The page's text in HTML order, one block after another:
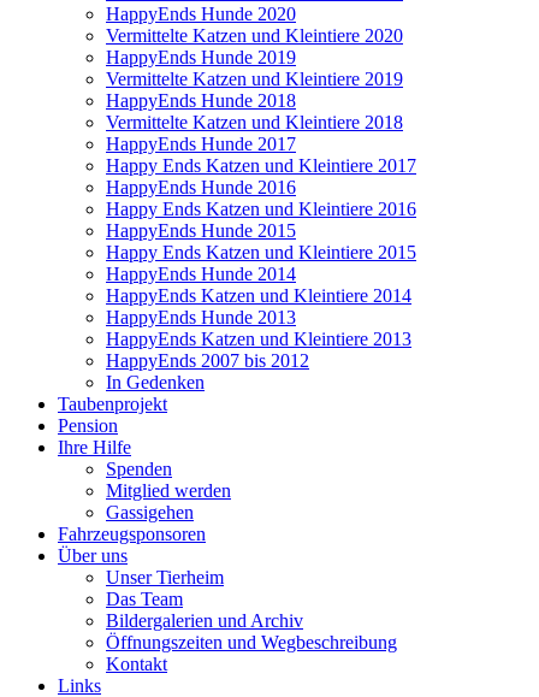
HappyEnds Hunde 2020
Vermittelte Katzen und Kleintiere 2020
HappyEnds Hunde 2019
Vermittelte Katzen und Kleintiere 2019
HappyEnds Hunde 2018
Vermittelte Katzen und Kleintiere 2018
HappyEnds Hunde 2017
Happy Ends Katzen und Kleintiere 2017
HappyEnds Hunde 2016
Happy Ends Katzen und Kleintiere 2016
HappyEnds Hunde 2015
Happy Ends Katzen und Kleintiere 2015
HappyEnds Hunde 2014
HappyEnds Katzen und Kleintiere 2014
HappyEnds Hunde 2013
HappyEnds Katzen und Kleintiere 2013
HappyEnds 2007 bis 2012
In Gedenken
Taubenprojekt
Pension
Ihre Hilfe
Spenden
Mitglied werden
Gassigehen
Fahrzeugsponsoren
Über uns
Unser Tierheim
Das Team
Bildergalerien und Archiv
Öffnungszeiten und Wegbeschreibung
Kontakt
Links